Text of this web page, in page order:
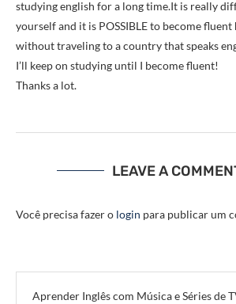
studying english for a long time.It is really
yourself and it is POSSIBLE to become
without traveling to a country that speaks
I’ll keep on studying until I become fluent!
Thanks a lot.
LEAVE A
Você precisa fazer o login para publicar um
Aprender Inglês com Música e Séries de